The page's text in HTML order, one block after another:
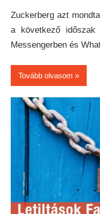
Zuckerberg azt
a következő időszak
Messengerben és
Tovább olvasom